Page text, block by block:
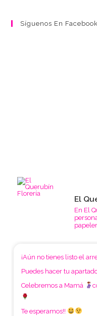
Síguenos En Facebook
El
En El
¡Aún no tienes listo el
Puedes hacer tu
Celebremos a Mamá
Te esperamos!!